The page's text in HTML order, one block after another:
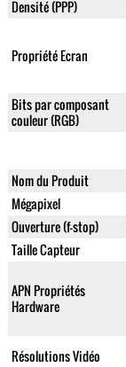
Densité (PPP)
Propriété Ecran
Bits par composant
couleur (RGB)
Nom du Produit
Mégapixel
Ouverture (f-stop)
Taille Capteur
APN Propriétés
Hardware
Résolutions Vidéo